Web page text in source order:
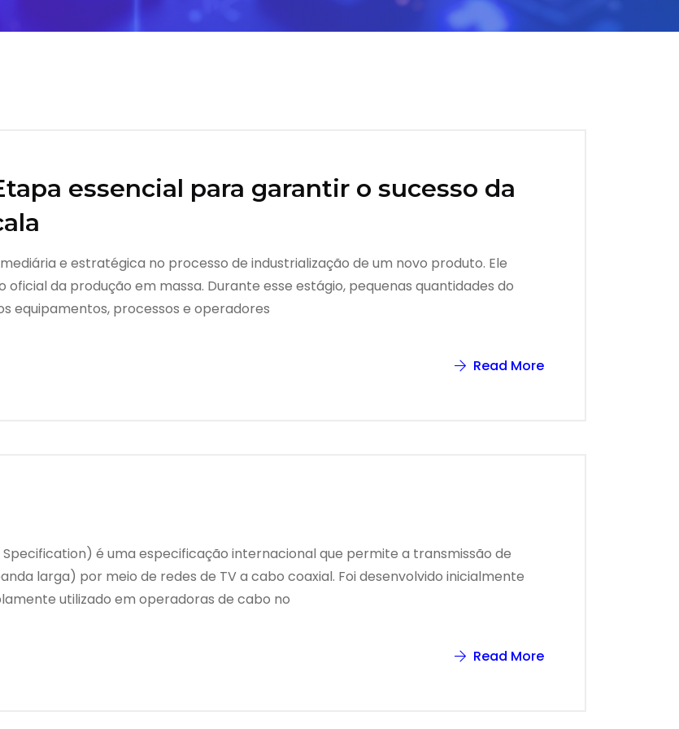
essencial para garantir o sucesso da
e estratégica no processo de industrialização de um novo produto. Ele
da produção em massa. Durante esse estágio, pequenas quantidades do
equipamentos, processos e operadores
Read More
é uma especificação internacional que permite a transmissão de
larga) por meio de redes de TV a cabo coaxial. Foi desenvolvido inicialmente
utilizado em operadoras de cabo no
Read More